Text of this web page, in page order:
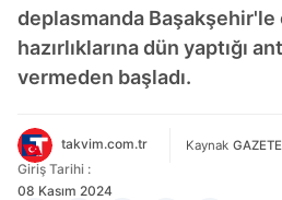
deplasmanda Başakşehir'le
hazırlıklarına dün yaptığı
vermeden başladı.
takvim.com.tr Kaynak GAZETE
Giriş Tarihi :
08 Kasım 2024